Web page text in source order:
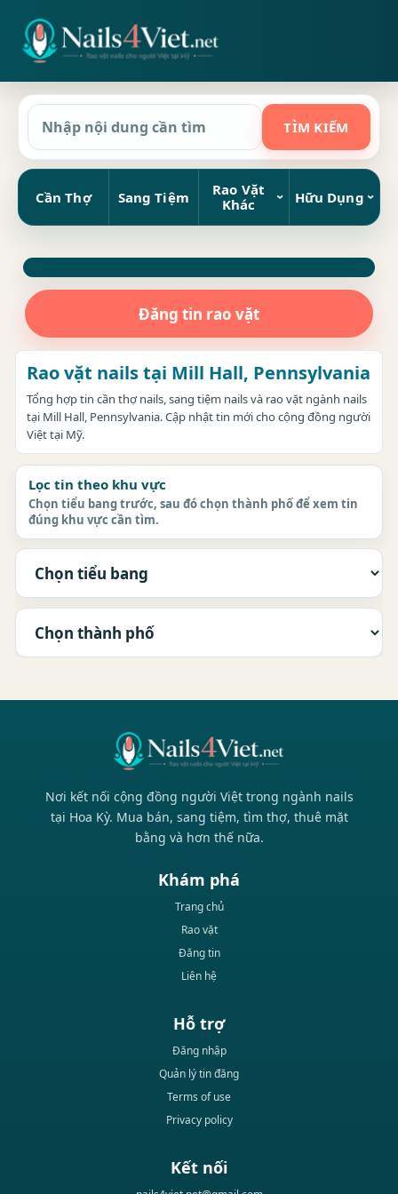
Cần Thợ Sang Tiệm
Rao Vặt
Khác
Hữu Dụng
Đăng tin rao vặt
Rao vặt nails tại Mill Hall, Pennsylvania
Tổng hợp tin cần thợ nails, sang tiệm nails và rao vặt ngành nails
tại Mill Hall, Pennsylvania. Cập nhật tin mới cho cộng đồng người
Việt tại Mỹ.
Lọc tin theo khu vực
Chọn tiểu bang trước, sau đó chọn thành phố để xem tin
đúng khu vực cần tìm.
Nơi kết nối cộng đồng người Việt trong ngành nails
tại Hoa Kỳ. Mua bán, sang tiệm, tìm thợ, thuê mặt
bằng và hơn thế nữa.
Khám phá
Trang chủ
Rao vặt
Đăng tin
Liên hệ
Hỗ trợ
Đăng nhập
Quản lý tin đăng
Terms of use
Privacy policy
Kết nối